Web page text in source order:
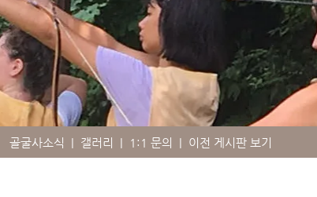
골굴사소식 | 갤러리 | 1:1 문의 | 이전 게시판 보기